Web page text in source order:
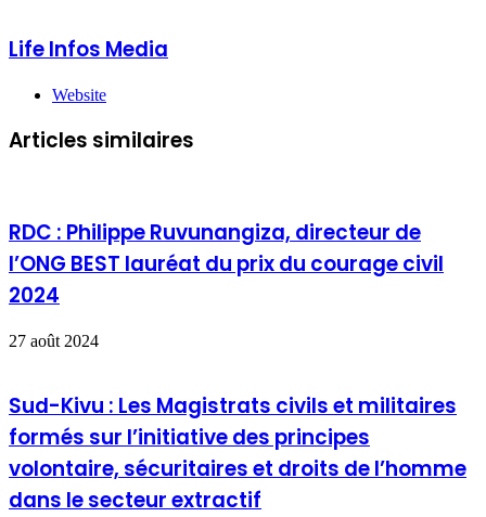
Life Infos Media
Website
Articles similaires
RDC : Philippe Ruvunangiza, directeur de
l’ONG BEST lauréat du prix du courage civil
2024
27 août 2024
Sud-Kivu : Les Magistrats civils et militaires
formés sur l’initiative des principes
volontaire, sécuritaires et droits de l’homme
dans le secteur extractif